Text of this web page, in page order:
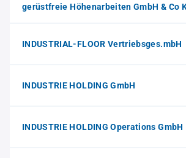
gerüstfreie Höhenarbeiten GmbH & Co
INDUSTRIAL-FLOOR Vertriebsges.mbH
INDUSTRIE HOLDING GmbH
INDUSTRIE HOLDING Operations GmbH